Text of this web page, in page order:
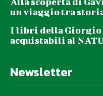
un viaggio tra
I libri della Giorgio
acquistabili al
Newsletter